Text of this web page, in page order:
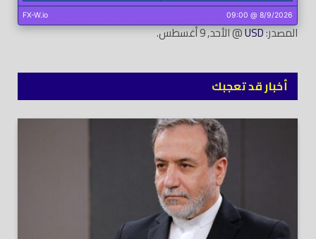
المصدر:USD@ الأحد, 9 أغسطس.
أخبار قد تعجبك